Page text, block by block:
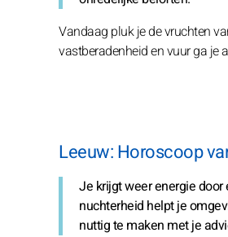
Vandaag pluk je de vruchten
vastberadenheid en vuur ga je
Leeuw: Horoscoop
Je krijgt weer energie
nuchterheid helpt je
nuttig te maken met je